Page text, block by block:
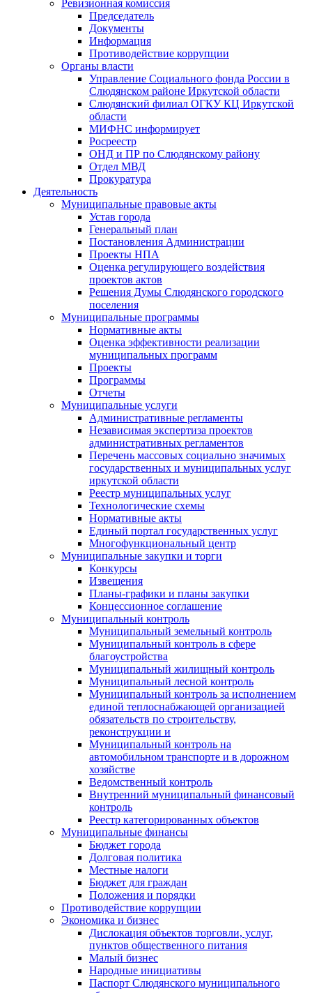
Ревизионная комиссия
Председатель
Документы
Информация
Противодействие коррупции
Органы власти
Управление Социального фонда России в
Слюдянском районе Иркутской области
Слюдянский филиал ОГКУ КЦ Иркутской
области
МИФНС информирует
Росреестр
ОНД и ПР по Слюдянскому району
Отдел МВД
Прокуратура
Деятельность
Муниципальные правовые акты
Устав города
Генеральный план
Постановления Администрации
Проекты НПА
Оценка регулирующего воздействия
проектов актов
Решения Думы Слюдянского городского
поселения
Муниципальные программы
Нормативные акты
Оценка эффективности реализации
муниципальных программ
Проекты
Программы
Отчеты
Муниципальные услуги
Административные регламенты
Независимая экспертиза проектов
административных регламентов
Перечень массовых социально значимых
государственных и муниципальных услуг
иркутской области
Реестр муниципальных услуг
Технологические схемы
Нормативные акты
Единый портал государственных услуг
Многофункциональный центр
Муниципальные закупки и торги
Конкурсы
Извещения
Планы-графики и планы закупки
Концессионное соглашение
Муниципальный контроль
Муниципальный земельный контроль
Муниципальный контроль в сфере
благоустройства
Муниципальный жилищный контроль
Муниципальный лесной контроль
Муниципальный контроль за исполнением
единой теплоснабжающей организацией
обязательств по строительству,
реконструкции и
Муниципальный контроль на
автомобильном транспорте и в дорожном
хозяйстве
Ведомственный контроль
Внутренний муниципальный финансовый
контроль
Реестр категорированных объектов
Муниципальные финансы
Бюджет города
Долговая политика
Местные налоги
Бюджет для граждан
Положения и порядки
Противодействие коррупции
Экономика и бизнес
Дислокация объектов торговли, услуг,
пунктов общественного питания
Малый бизнес
Народные инициативы
Паспорт Слюдянского муниципального